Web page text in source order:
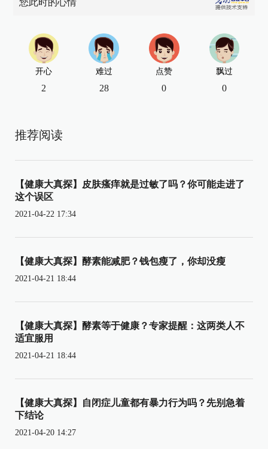
您此时的心情
开心
2
难过
28
点赞
0
飘过
0
推荐阅读
【健康大真探】皮肤瘙痒就是过敏了吗？你可能走进了
这个误区
2021-04-22 17:34
【健康大真探】酵素能减肥？钱包瘦了，你却没瘦
2021-04-21 18:44
【健康大真探】酵素等于健康？专家提醒：这两类人不
适宜服用
2021-04-21 18:44
【健康大真探】自闭症儿童都有暴力行为吗？先别急着
下结论
2021-04-20 14:27